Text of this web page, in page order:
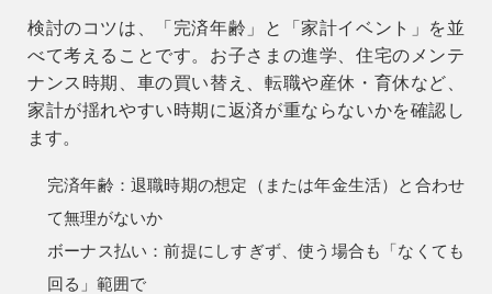
検討のコツは、 「完済年齢」と「家計イベント」 を並
べて考えることです。お子さまの進学、住宅のメンテ
ナンス時期、車の買い替え、転職や産休・育休など、
家計が揺れやすい時期に返済が重ならないかを確認し
ます。
完済年齢 ：退職時期の想定（または年金生活）と合わせ
て無理がないか
ボーナス払い ：前提にしすぎず、使う場合も「なくても
回る」範囲で